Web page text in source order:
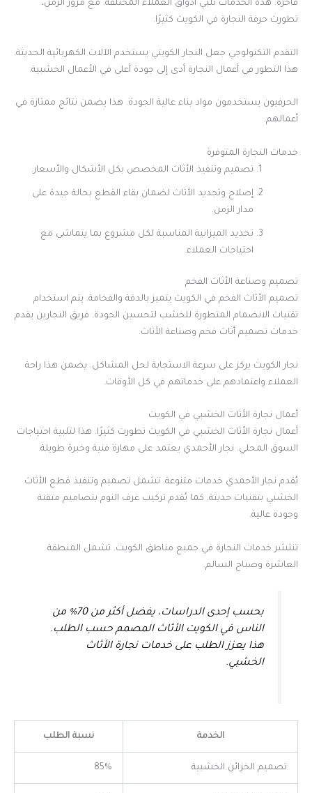
فاخرة. هذه الخدمات تلبي أذواق العملاء المختلفة. مع مرور الزمن،
تطورت حرفة النجارة في الكويت كثيرًا.
التقدم التكنولوجي جعل النجار الكويتي يستخدم الآلات الكهربائية الحديثة.
هذا التطور في أعمال النجارة أدى إلى جودة أعلى في الأعمال الخشبية.
الحرفيون يستخدمون مواد بناء عالية الجودة. هذا يضمن نتائج ممتازة في
أعمالهم.
خدمات النجارة المتوفرة
تصميم وتنفيذ الأثاث المخصص بكل الأشكال والأسعار.
إصلاح وتجديد الأثاث لضمان بقاء القطع بحالة جيدة على
مدار الزمن.
تحديد الميزانية المناسبة لكل مشروع بما يتماشى مع
احتياجات العملاء.
تصميم وصناعة الأثاث الفخم
تصميم الأثاث الفخم في الكويت يتميز بالدقة والفخامة. يتم استخدام
تقنيات الانضمام المتطورة للخشب لتحسين الجودة. فريق النجارين يقدم
خدمات تصميم أثاث فخم وصناعة الأثاث.
نجار الكويت يركز على سرعة الاستجابة لحل المشاكل. يضمن هذا راحة
العملاء واعتمادهم على خدماتهم في كل الأوقات.
أعمال نجارة الأثاث الخشبي في الكويت
أعمال نجارة الأثاث الخشبي في الكويت تطورت كثيرًا. هذا لتلبية احتياجات
السوق المحلي. نجار الأحمدي يعتمد على مهارة فنية وخبرة طويلة.
يُقدم نجار الأحمدي خدمات متنوعة. تشمل تصميم وتنفيذ قطع الأثاث
الخشبي بتقنيات حديثة. كما يُقدم تركيب غرف النوم بتصاميم متقنة
وجودة عالية.
تنتشر خدمات النجارة في جميع مناطق الكويت. تشمل المنطقة
العاشرة وصباح السالم.
بحسب إحدى الدراسات، يفضل أكثر من 70% من
الناس في الكويت الأثاث المصمم حسب الطلب.
هذا يعزز الطلب على خدمات نجارة الأثاث
الخشبي.
الخدمة نسبة الطلب
تصميم الخزائن الخشبية 85%